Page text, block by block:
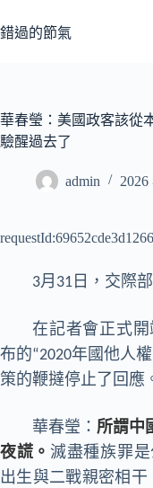
至
容
錯過的節氣
華春瑩：美國政客該從
驗醒過去了
admin 2026
3月31日，交際
在記者會正式
布的“2020年國他人
策的鞭撻停止了回應
華春瑩： 所謂中
夜謊。滅盡種族罪
出生與二戰親密相干